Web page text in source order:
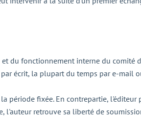
du fonctionnement interne du comité
écrit, la plupart du temps par e-mail
période fixée. En contrepartie,
l'auteur retrouve sa liberté de